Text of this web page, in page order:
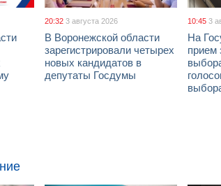
20:32 3 августа 2026
В Воронежской области
зарегистрировали четырех
новых кандидатов в
депутаты Госдумы
10:45 3
На
прием